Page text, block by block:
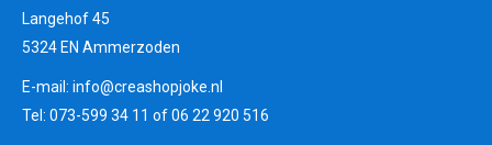
Langehof 45
5324 EN Ammerzoden
E-mail: info@creashopjoke.nl
Tel: 073-599 34 11 of 06 22 920 516